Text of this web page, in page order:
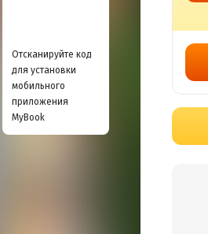
Отсканируйте код
для установки
мобильного
приложения
MyBook